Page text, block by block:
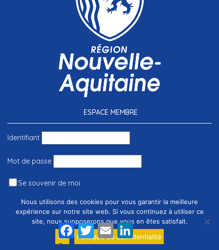
ESPACE MEMBRE
Identifiant
Mot de passe
Se souvenir de moi
Mot de passe perdu ?
Facebook
TwitterEmail LinkedIn
Partager
Nous utilisons des cookies pour vous garantir la meilleure
expérience sur notre site web. Si vous continuez à utiliser ce
site, nous supposerons que vous en êtes satisfait.
Ok Politique de confidentialité